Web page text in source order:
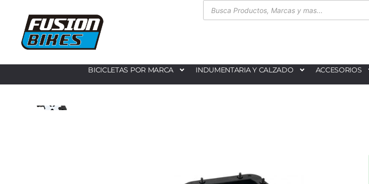
BICICLETAS POR MARCA INDUMENTARIA Y CALZADO ACCESORIOS